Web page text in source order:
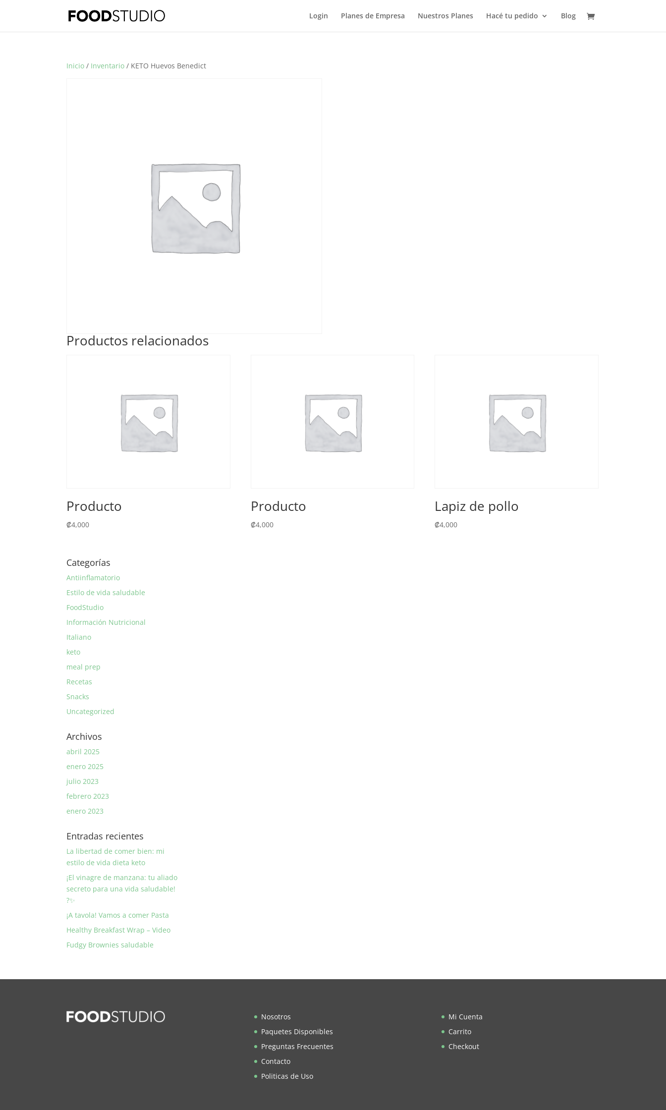
Login Planes de Empresa Nuestros Planes Hacé tu pedido Blog
Inicio / Inventario / KETO Huevos Benedict
Productos relacionados
Producto
₡4,000
Producto
₡4,000
Lapiz de pollo
₡4,000
Categorías
Antiinflamatorio
Estilo de vida saludable
FoodStudio
Información Nutricional
Italiano
keto
meal prep
Recetas
Snacks
Uncategorized
Archivos
abril 2025
enero 2025
julio 2023
febrero 2023
enero 2023
Entradas recientes
La libertad de comer bien: mi
estilo de vida dieta keto
¡El vinagre de manzana: tu aliado
secreto para una vida saludable!
?✨
¡A tavola! Vamos a comer Pasta
Healthy Breakfast Wrap – Video
Fudgy Brownies saludable
Nosotros
Paquetes Disponibles
Preguntas Frecuentes
Contacto
Politicas de Uso
Mi Cuenta
Carrito
Checkout